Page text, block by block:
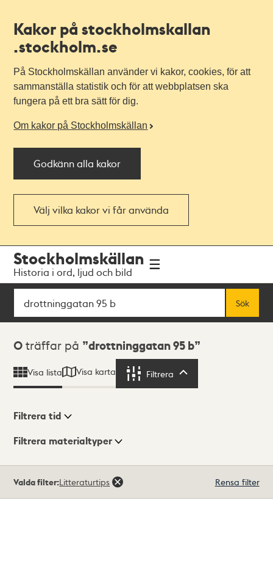
Kakor på stockholmskallan
.stockholm.se
På Stockholmskällan använder vi kakor, cookies, för att
sammanställa statistik och för att webbplatsen ska
fungera på ett bra sätt för dig.
Om kakor på Stockholmskällan
Godkänn alla kakor
Välj vilka kakor vi får använda
navigationen
huvudinnehållet
Stockholmskällan
Historia i ord, ljud och bild
Sök
Sök
Sökresultat
0 träffar på drottninggatan 95 b
Visa lista Visa karta Filtrera
Visningsläge
Filtrera tid
Filtrera materialtyper
träffar
Valda filter:Litteraturtips Rensa filter